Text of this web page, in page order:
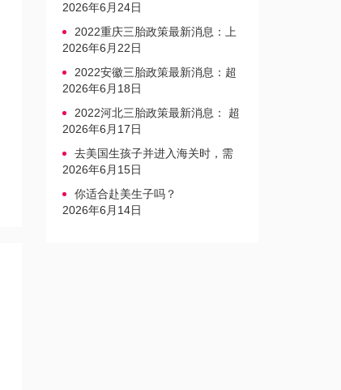
户口、办准生证指南
2026年6月24日
2022重庆三胎政策最新消息：上
户口、办准生证指南
2026年6月22日
2022安徽三胎政策最新消息：超
生家庭罚款标准更新
2026年6月18日
2022河北三胎政策最新消息： 超
生三孩不再缴纳社会抚养费
2026年6月17日
去美国生孩子并进入海关时，需
要注意的事项是什么？
2026年6月15日
你适合赴美生子吗？
2026年6月14日